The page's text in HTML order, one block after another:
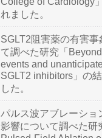
れました。
SGLT2阻害薬の有害
て調べた研究「
events and
SGLT2 inhibitors」の
した。
パルス波アブレーショ
影響について調べた研